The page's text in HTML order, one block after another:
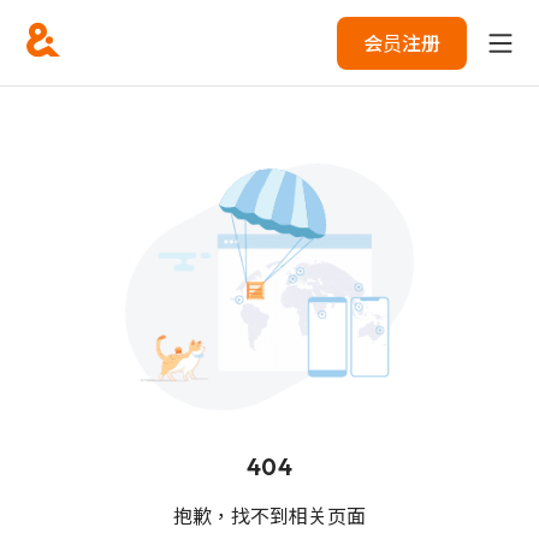
会员注册
404
抱歉，找不到相关页面